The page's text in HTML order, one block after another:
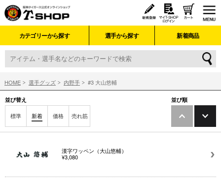
カテゴリーから探す 選手から探す 新着商品
HOME 選手グッズ 内野手 #3 大山悠輔
並び替え
標準 新着 価格 売れ筋
並び順
漢字ワッペン（大山悠輔）
¥3,080